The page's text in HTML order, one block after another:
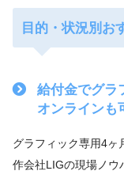
目的・状況別お
給付金でグラ
オンライン
グラフィック専用4ヶ
作会社LIGの現場ノウ